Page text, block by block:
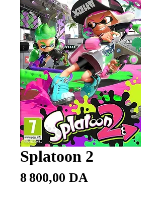
Splatoon 2
8 800,00 DA